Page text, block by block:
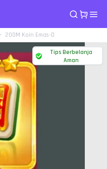
200M Koin Emas-D
Tips Berbelanja
Aman